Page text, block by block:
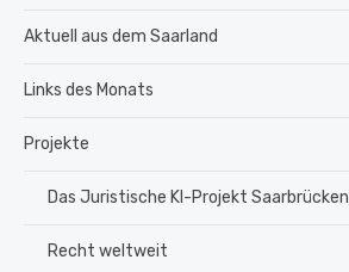
Aktuell aus dem Saarland
Links des Monats
Projekte
Das Juristische KI-Projekt Saarbrücken
Recht weltweit